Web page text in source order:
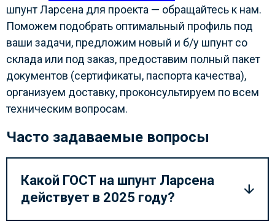
шпунт Ларсена для проекта — обращайтесь к нам.
Поможем подобрать оптимальный профиль под
ваши задачи, предложим новый и б/у шпунт со
склада или под заказ, предоставим полный пакет
документов (сертификаты, паспорта качества),
организуем доставку, проконсультируем по всем
техническим вопросам.
Часто задаваемые вопросы
Какой ГОСТ на шпунт Ларсена
действует в 2025 году?